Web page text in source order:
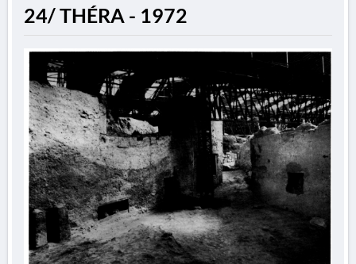
24/ THÉRA - 1972